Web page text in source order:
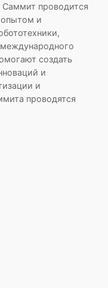
Саммит проводится
и
создать
и
и
проводятся